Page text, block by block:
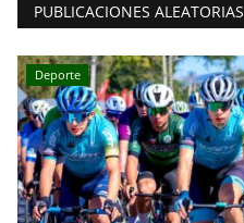
PUBLICACIONES ALEATORIAS
Deporte